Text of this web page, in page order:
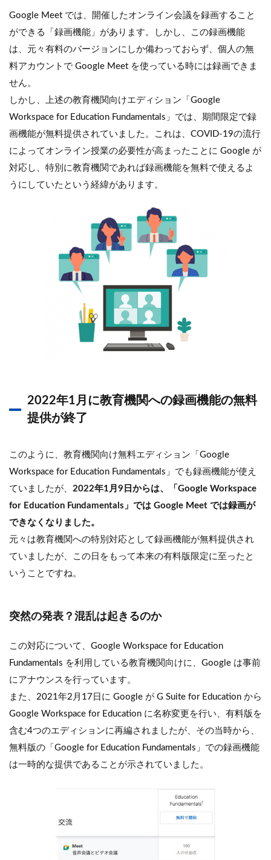
Google Meet では、開催したオンライン会議を録画すること
ができる「録画機能」があります。しかし、この録画機能
は、元々有料のバージョンにしか備わっておらず、個人の無
料アカウントで Google Meet を使っている時には録画できま
せん。
しかし、上述の教育機関向けエディション「Google
Workspace for Education Fundamentals」では、期間限定で録
画機能が無料提供されていました。これは、COVID-19の流行
によってオンライン授業の必要性が高まったことに Google が
対応し、特別に教育機関であれば録画機能を無料で使えるよ
うにしていたという経緯があります。
2022年1月に教育機関への録画機能の無料
提供が終了
このように、教育機関向け無料エディション「Google
Workspace for Education Fundamentals」でも録画機能が使え
ていましたが、 2022年1月9日からは、「Google Workspace
for Education Fundamentals」では Google Meet では録画が
できなくなりました。
元々は教育機関への特別対応として録画機能が無料提供され
ていましたが、この日をもって本来の有料版限定に至ったと
いうことですね。
突然の発表？混乱は起きるのか
この対応について、Google Workspace for Education
Fundamentals を利用している教育機関向けに、Google は事前
にアナウンスを行っています。
また、2021年2月17日に Google が G Suite for Education から
Google Workspace for Education に名称変更を行い、有料版を
含む4つのエディションに再編されましたが、その当時から、
無料版の「Google for Education Fundamentals」での録画機能
は一時的な提供であることが示されていました。